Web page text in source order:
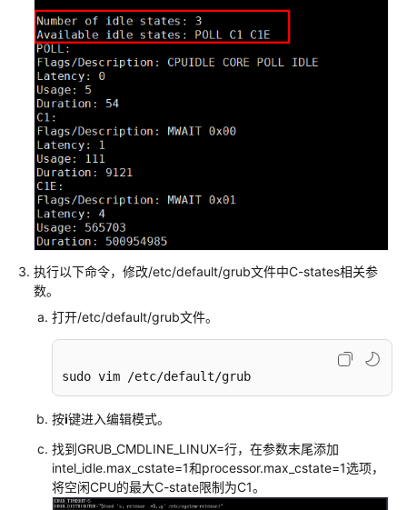
最
佳
实
践
汇
总
ECS
搭
建
网
站
入
门
ECS
站
汇
选
型
执行以下命令，修改/etc/default/grub文件中C-states相关参
数。
打开/etc/default/grub文件。
sudo vim /etc/default/grub
按i键进入编辑模式。
找到GRUB_CMDLINE_LINUX=行，在参数末尾添加
intel_idle.max_cstate=1和processor.max_cstate=1选项，
将空闲CPU的最大C-state限制为C1。